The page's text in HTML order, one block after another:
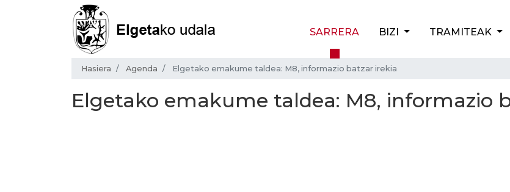
SARRERA BIZI TRAMITEAK
Hasiera Agenda Elgetako emakume taldea: M8, informazio batzar irekia
Elgetako emakume taldea: M8, informazio